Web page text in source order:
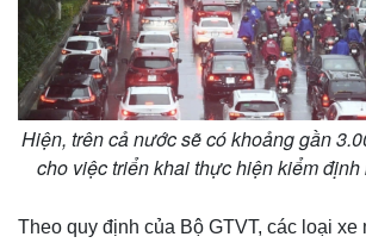
Hiện, trên cả nước sẽ có khoảng gần
cho việc triển khai thực hiện kiểm định
Theo quy định của Bộ GTVT, các loại xe